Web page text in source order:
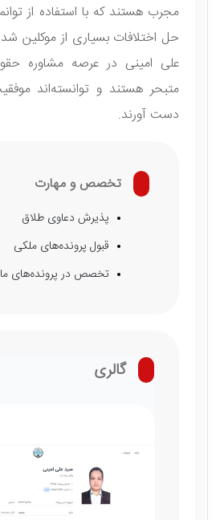
مجرب هستند که با استفاده از
حل اختلافات بسیاری از موکلین
علی امینی در عرصه مشاوره
متبحر هستند و توانسته‌اند
دست آورند.
تخصص و مهارت
پذیرش دعاوی طلاق
قبول پرونده‌های ملکی
تخصص در پرونده‌های
گالری